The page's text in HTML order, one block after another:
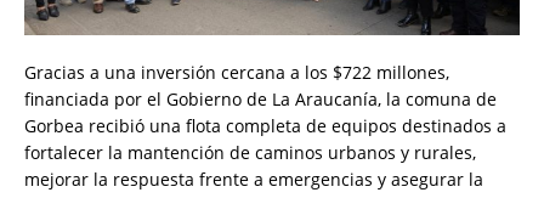
Gracias a una inversión cercana a los $722 millones,
financiada por el Gobierno de La Araucanía, la comuna de
Gorbea recibió una flota completa de equipos destinados a
fortalecer la mantención de caminos urbanos y rurales,
mejorar la respuesta frente a emergencias y asegurar la